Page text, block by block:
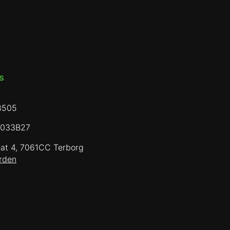
4, 7061CC Terborg